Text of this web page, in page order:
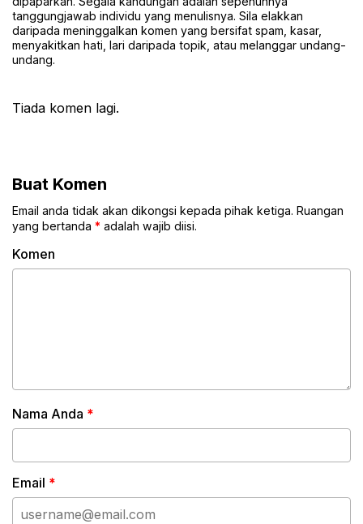
tanggungjawab individu yang menulisnya. Sila elakkan
daripada meninggalkan komen yang bersifat spam, kasar,
menyakitkan hati, lari daripada topik, atau melanggar undang-
undang.
Tiada komen lagi.
Buat Komen
Email anda tidak akan dikongsi kepada pihak ketiga. Ruangan
yang bertanda * adalah wajib diisi.
Komen
Nama Anda *
Email *